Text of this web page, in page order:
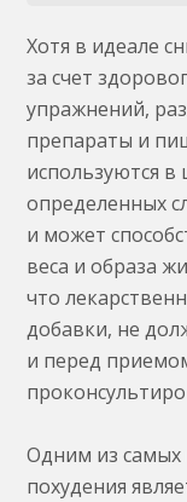
Хотя в идеале
за счет
упражнений,
препараты и
используются в
определенных
и может
веса и образа
что
добавки, не
и перед
Одним из самых
похудения